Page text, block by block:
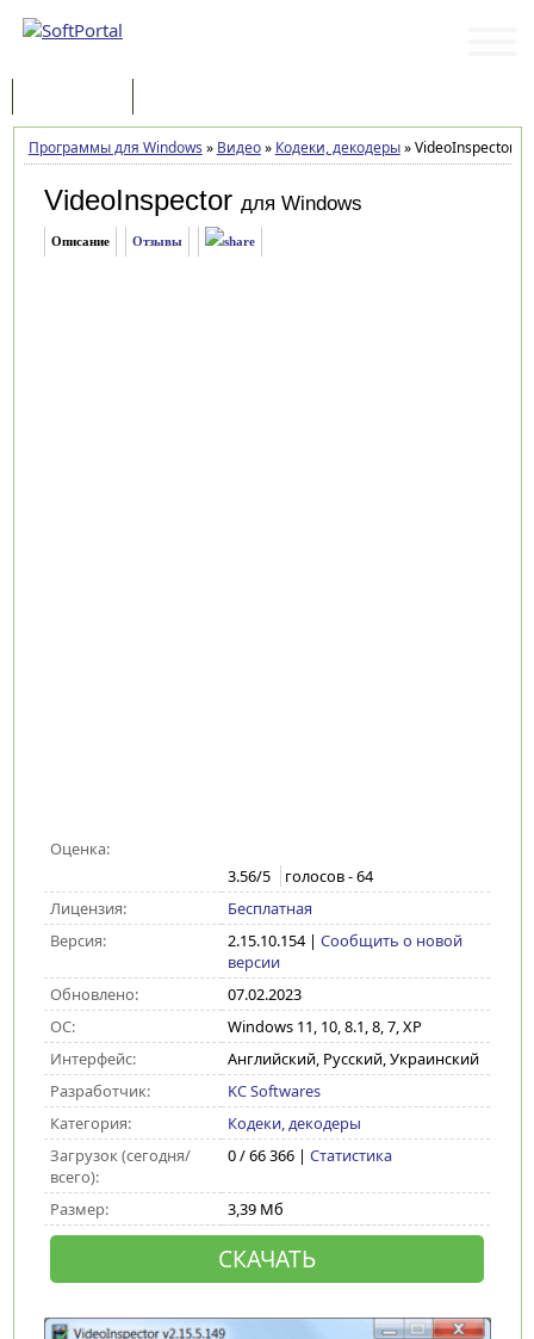
Программы для Windows » Видео» Кодеки, декодеры»VideoInspector
VideoInspector для Windows
Описание Отзывы
Оценка:
3.56/5 голосов -64
Лицензия:
Бесплатная
Версия:
2.15.10.154| Сообщить о новой
версии
Обновлено:
07.02.2023
ОС:
Windows 11, 10, 8.1, 8, 7, XP
Интерфейс:
Английский, Русский, Украинский
Разработчик:
KC Softwares
Категория:
Кодеки, декодеры
Загрузок (сегодня/
всего):
0 / 66 366 | Статистика
Размер: 3,39 Мб
СКАЧАТЬ